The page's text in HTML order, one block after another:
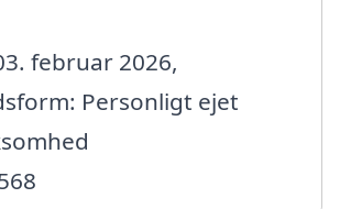
februar 2026,
Personligt ejet